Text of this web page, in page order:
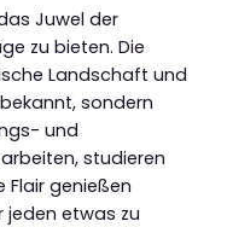
Juwel der
zu bieten. Die
Landschaft und
sondern
und
studieren
genießen
etwas zu